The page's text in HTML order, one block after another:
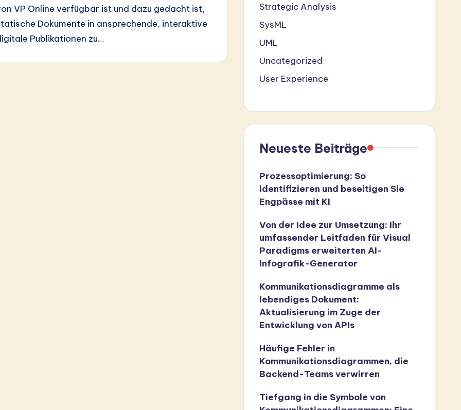
VP Online verfügbar ist und dazu gedacht ist,
Dokumente in ansprechende, interaktive
Publikationen zu…
Strategic Analysis
SysML
UML
Uncategorized
User Experience
Neueste Beiträge
Prozessoptimierung: So
identifizieren und beseitigen Sie
Engpässe mit KI
Von der Idee zur Umsetzung: Ihr
umfassender Leitfaden für Visual
Paradigms erweiterten AI-
Infografik-Generator
Kommunikationsdiagramme als
lebendiges Dokument:
Aktualisierung im Zuge der
Entwicklung von APIs
Häufige Fehler in
Kommunikationsdiagrammen, die
Backend-Teams verwirren
Tiefgang in die Symbole von